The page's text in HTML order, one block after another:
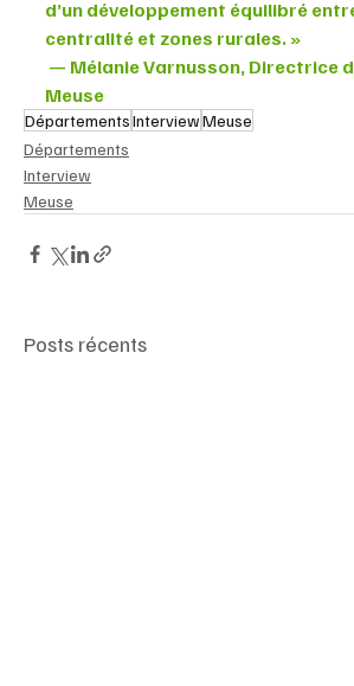
d’un développement équilibré
centralité et zones rurales. »
— Mélanie Varnusson, Directrice
Meuse
DépartementsInterviewMeuse
Départements
Interview
Meuse
Posts récents